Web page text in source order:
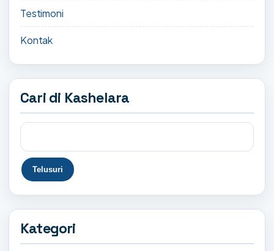
Testimoni
Kontak
Cari di Kashelara
Kategori